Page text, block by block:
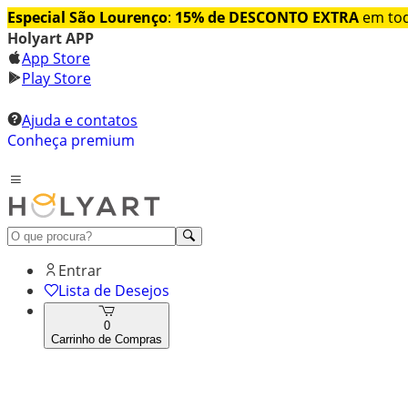
Especial São Lourenço: 15% de DESCONTO EXTRA em
Holyart APP
App Store
Play Store
Ajuda e contatos
Conheça premium
Entrar
Lista de Desejos
0
Carrinho de Compras